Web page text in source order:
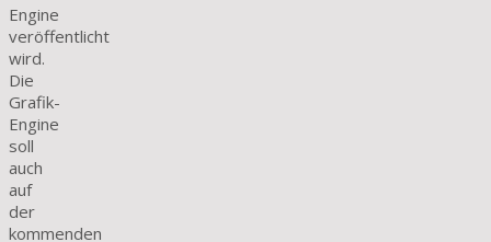
Engine
veröffentlicht
wird.
Die
Grafik-
Engine
soll
auch
auf
der
kommenden